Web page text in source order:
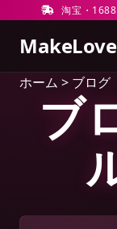
淘宝・
MakeLove
ホーム > ブログ
ブ